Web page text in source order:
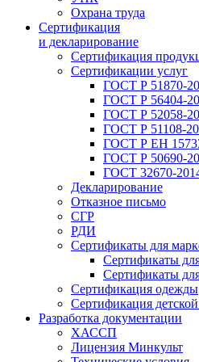
Охрана труда
Сертификация
и декларирование
Сертификация
Сертификации услуг
ГОСТ Р 51870-
ГОСТ Р 56404-
ГОСТ Р 52058-
ГОСТ Р 51108-
ГОСТ Р ЕН
ГОСТ Р 50690-
ГОСТ 32670-
Декларирование
Отказное письмо
СГР
РДИ
Сертификаты для
Сертификаты
Сертификаты
Сертификация одежды
Сертификация
Разработка документации
ХАССП
Лицензия Минкульт